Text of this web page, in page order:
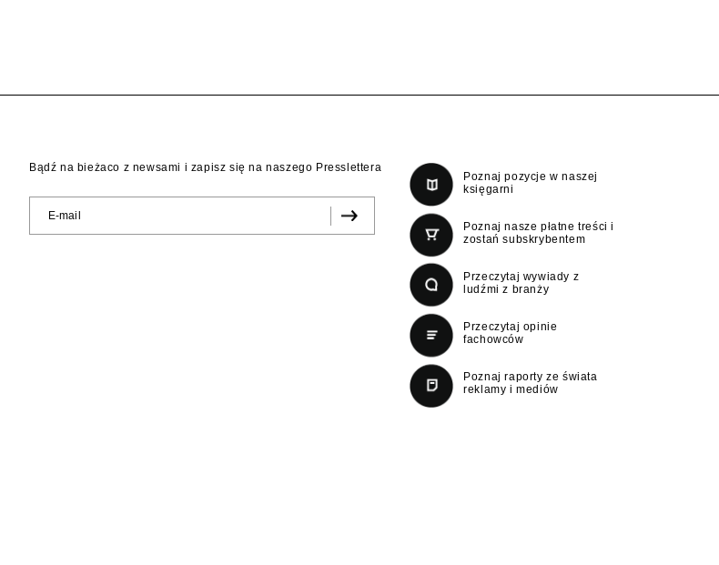
Bądź na bieżaco z newsami i zapisz się na naszego Presslettera
Poznaj pozycje w naszej
księgarni
Poznaj nasze płatne treści i
zostań subskrybentem
Przeczytaj wywiady z
ludźmi z branży
Przeczytaj opinie
fachowców
Poznaj raporty ze świata
reklamy i mediów